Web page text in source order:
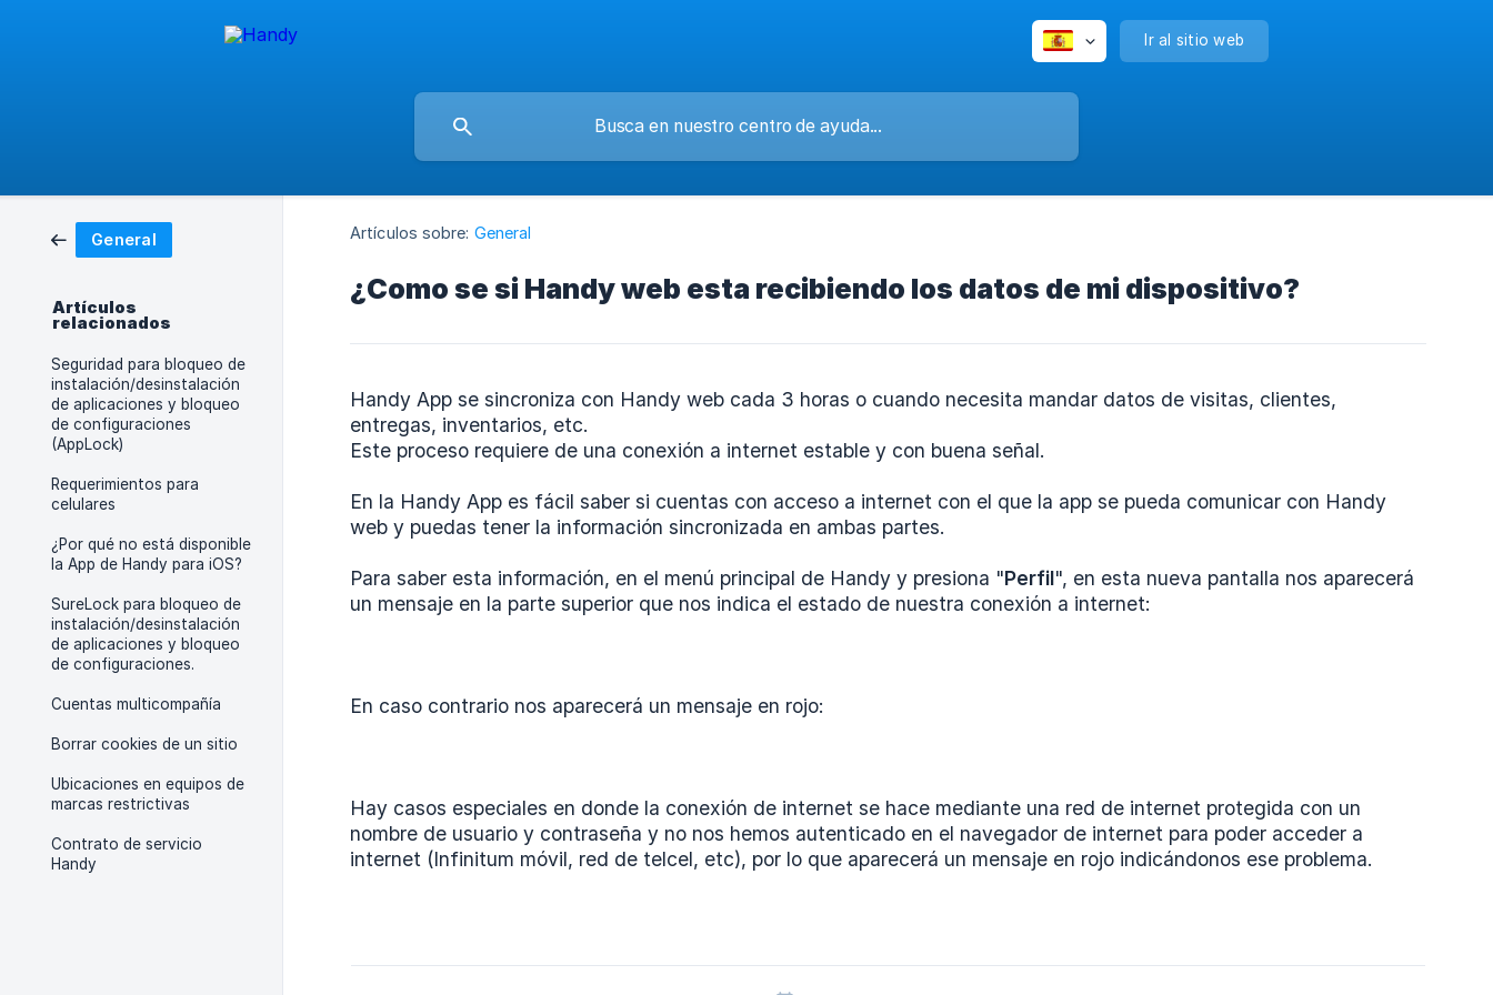
Ir al sitio web
General
Artículos
relacionados
Seguridad para bloqueo de
instalación/desinstalación
de aplicaciones y bloqueo
de configuraciones
(AppLock)
Requerimientos para
celulares
¿Por qué no está disponible
la App de Handy para iOS?
SureLock para bloqueo de
instalación/desinstalación
de aplicaciones y bloqueo
de configuraciones.
Cuentas multicompañía
Borrar cookies de un sitio
Ubicaciones en equipos de
marcas restrictivas
Contrato de servicio
Handy
Artículos sobre: General
¿Como se si Handy web esta recibiendo los datos de mi dispositivo?
Handy App se sincroniza con Handy web cada 3 horas o cuando necesita mandar datos de visitas, clientes,
entregas, inventarios, etc.
Este proceso requiere de una conexión a internet estable y con buena señal.
En la Handy App es fácil saber si cuentas con acceso a internet con el que la app se pueda comunicar con Handy
web y puedas tener la información sincronizada en ambas partes.
Para saber esta información, en el menú principal de Handy y presiona "Perfil", en esta nueva pantalla nos aparecerá
un mensaje en la parte superior que nos indica el estado de nuestra conexión a internet:
En caso contrario nos aparecerá un mensaje en rojo:
Hay casos especiales en donde la conexión de internet se hace mediante una red de internet protegida con un
nombre de usuario y contraseña y no nos hemos autenticado en el navegador de internet para poder acceder a
internet (Infinitum móvil, red de telcel, etc), por lo que aparecerá un mensaje en rojo indicándonos ese problema.